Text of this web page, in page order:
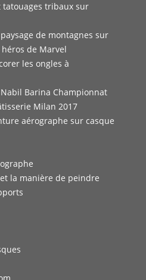
tatouages tribaux sur
de montagnes sur
de Marvel
les ongles à
Barina Championnat
Milan 2017
aérographe sur casque
et la manière de peindre